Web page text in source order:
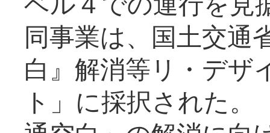
同事業は、国土交通
白』解消等リ・デザ
ト」に採択された